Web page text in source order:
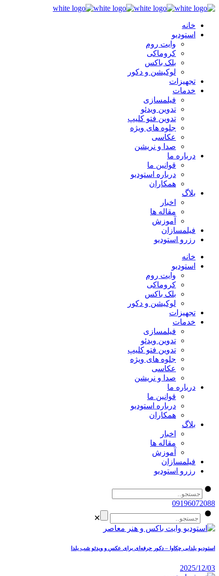
خانه
استودیو
وایت روم
کروماکی
بلک باکس
لوکیشن و دکور
تجهیزات
خدمات
فیلمسازی
تدوین ویدئو
تدوین فتو کلیپ
جلوه های ویژه
عکاسی
صدا و نریشن
درباره ما
قوانین ما
درباره استودیو
همکاران
بلاگ
اخبار
مقاله ها
آموزش
فیلمسازان
رزرو استودیو
خانه
استودیو
وایت روم
کروماکی
بلک باکس
لوکیشن و دکور
تجهیزات
خدمات
فیلمسازی
تدوین ویدئو
تدوین فتو کلیپ
جلوه های ویژه
عکاسی
صدا و نریشن
درباره ما
قوانین ما
درباره استودیو
همکاران
بلاگ
اخبار
مقاله ها
آموزش
فیلمسازان
رزرو استودیو
09196072088
✕
استودیو یلدایی چکاوا – دکور حرفه‌ای برای عکس و ویدئو شب یلدا
2025/12/03